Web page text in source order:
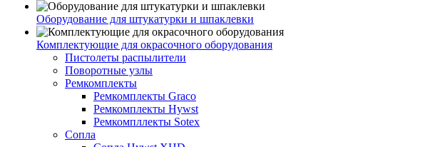
Оборудование для штукатурки и шпаклевки
Комплектующие для окрасочного оборудования
Пистолеты распылители
Поворотные узлы
Ремкомплекты
Ремкомплекты Graco
Ремкомплекты Hywst
Ремкомпллекты Sotex
Сопла